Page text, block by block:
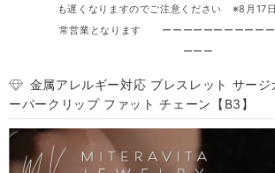
も遅くなりますのでご注意ください ※8月17
常営業となります ーーーーーーーーーーー
ーーー
金属アレルギー対応 ブレスレット サー
ーパークリップ ファット チェーン【B3】